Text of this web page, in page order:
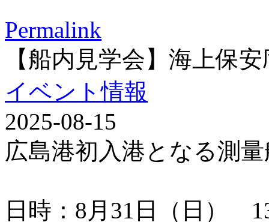
Permalink
【船内見学会】海上保
イベント情報
2025-08-15
広島港初入港となる測
日時：8月31日（日）